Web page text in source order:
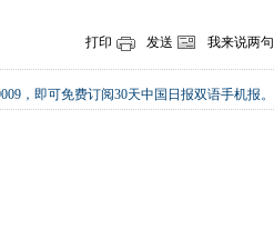
打印 发送 我来说两句
，即可免费订阅30天中国日报双语手机报。